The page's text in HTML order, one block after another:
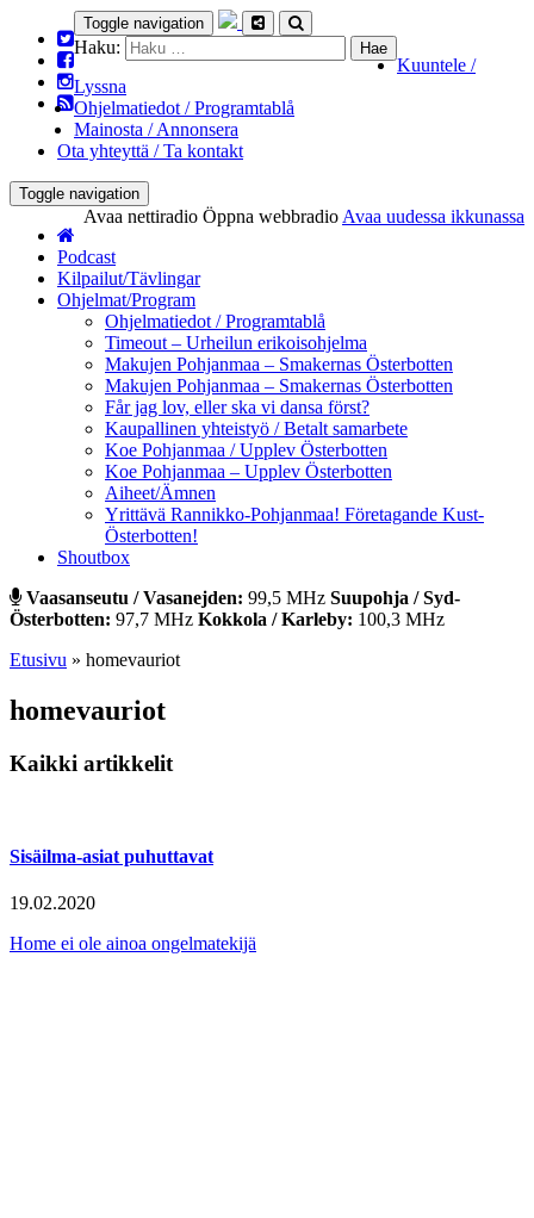
Toggle navigation
Haku:
Kuuntele /
Lyssna
Ohjelmatiedot / Programtablå
Mainosta / Annonsera
Ota yhteyttä / Ta kontakt
Toggle navigation
Avaa nettiradio Öppna webbradio Avaa uudessa ikkunassa
Podcast
Kilpailut/Tävlingar
Ohjelmat/Program
Ohjelmatiedot / Programtablå
Timeout – Urheilun erikoisohjelma
Makujen Pohjanmaa – Smakernas Österbotten
Makujen Pohjanmaa – Smakernas Österbotten
Får jag lov, eller ska vi dansa först?
Kaupallinen yhteistyö / Betalt samarbete
Koe Pohjanmaa / Upplev Österbotten
Koe Pohjanmaa – Upplev Österbotten
Aiheet/Ämnen
Yrittävä Rannikko-Pohjanmaa! Företagande Kust-
Österbotten!
Shoutbox
Vaasanseutu / Vasanejden: 99,5 MHz Suupohja / Syd-
Österbotten: 97,7 MHz Kokkola / Karleby: 100,3 MHz
Etusivu » homevauriot
homevauriot
Kaikki artikkelit
Sisäilma-asiat puhuttavat
19.02.2020
Home ei ole ainoa ongelmatekijä